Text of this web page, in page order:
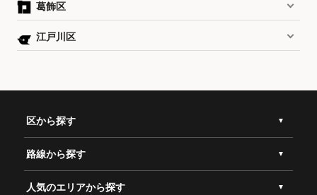
葛飾区
江戸川区
区から探す
路線から探す
人気のエリアから探す